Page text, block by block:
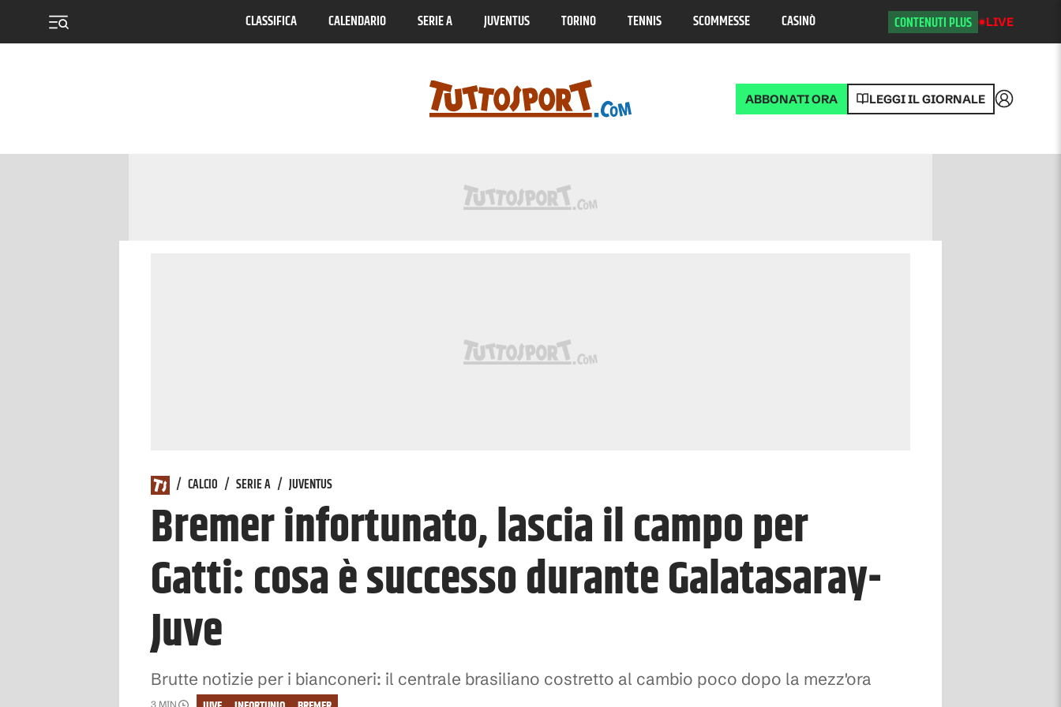
CLASSIFICA CALENDARIO SERIE A JUVENTUS TORINO TENNIS SCOMMESSE CASINÒ CONTENUTI PLUS LIVE
ABBONATI ORA LEGGI IL GIORNALE Accedi
/ CALCIO / SERIE A / JUVENTUS
Bremer infortunato, lascia il campo per
Gatti: cosa è successo durante Galatasaray-
Juve
Brutte notizie per i bianconeri: il centrale brasiliano costretto al cambio poco dopo la mezz'ora
3 MIN